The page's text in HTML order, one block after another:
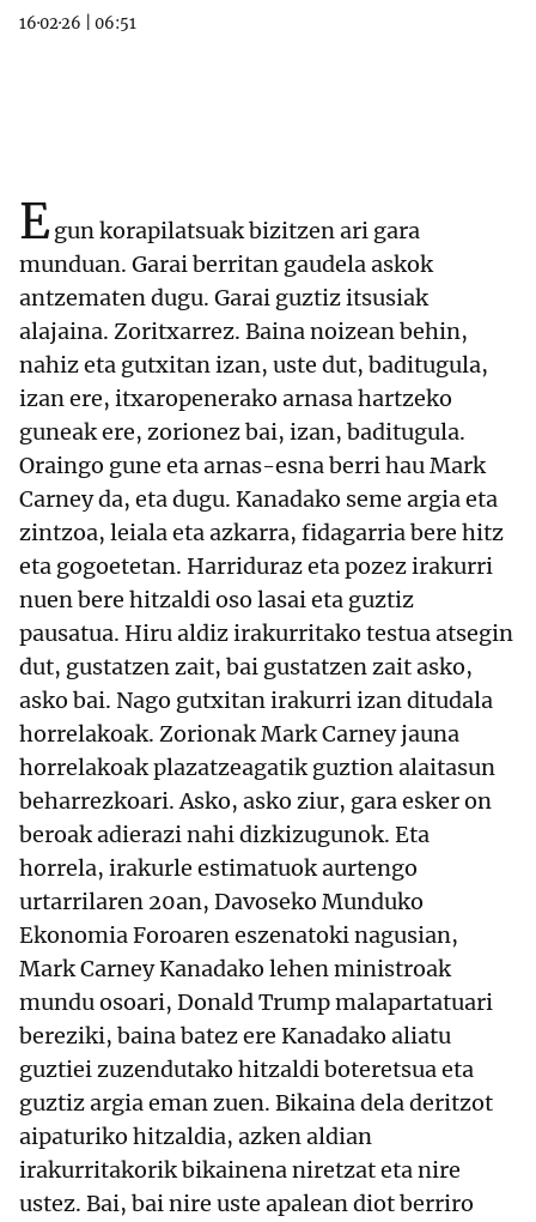
16·02·26 06:51
Egun korapilatsuak bizitzen ari gara
munduan. Garai berritan gaudela askok
antzematen dugu. Garai guztiz itsusiak
alajaina. Zoritxarrez. Baina noizean behin,
nahiz eta gutxitan izan, uste dut, baditugula,
izan ere, itxaropenerako arnasa hartzeko
guneak ere, zorionez bai, izan, baditugula.
Oraingo gune eta arnas-esna berri hau Mark
Carney da, eta dugu. Kanadako seme argia eta
zintzoa, leiala eta azkarra, fidagarria bere hitz
eta gogoetetan. Harriduraz eta pozez irakurri
nuen bere hitzaldi oso lasai eta guztiz
pausatua. Hiru aldiz irakurritako testua atsegin
dut, gustatzen zait, bai gustatzen zait asko,
asko bai. Nago gutxitan irakurri izan ditudala
horrelakoak. Zorionak Mark Carney jauna
horrelakoak plazatzeagatik guztion alaitasun
beharrezkoari. Asko, asko ziur, gara esker on
beroak adierazi nahi dizkizugunok. Eta
horrela, irakurle estimatuok aurtengo
urtarrilaren 20an, Davoseko Munduko
Ekonomia Foroaren eszenatoki nagusian,
Mark Carney Kanadako lehen ministroak
mundu osoari, Donald Trump malapartatuari
bereziki, baina batez ere Kanadako aliatu
guztiei zuzendutako hitzaldi boteretsua eta
guztiz argia eman zuen. Bikaina dela deritzot
aipaturiko hitzaldia, azken aldian
irakurritakorik bikainena niretzat eta nire
ustez. Bai, bai nire uste apalean diot berriro